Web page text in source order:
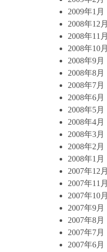
2009年1月
2008年12月
2008年11月
2008年10月
2008年9月
2008年8月
2008年7月
2008年6月
2008年5月
2008年4月
2008年3月
2008年2月
2008年1月
2007年12月
2007年11月
2007年10月
2007年9月
2007年8月
2007年7月
2007年6月